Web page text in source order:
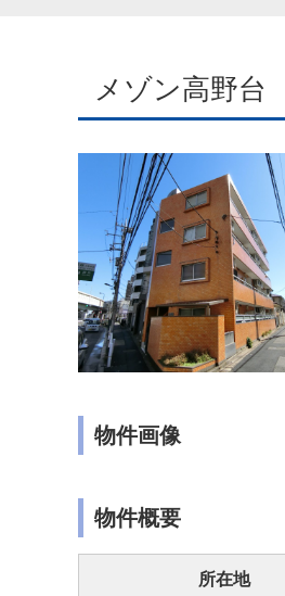
メゾン高野台
物件画像
物件概要
所在地